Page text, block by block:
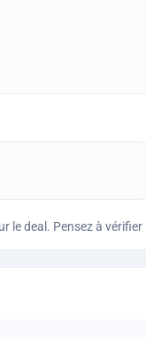
deal. Pensez à